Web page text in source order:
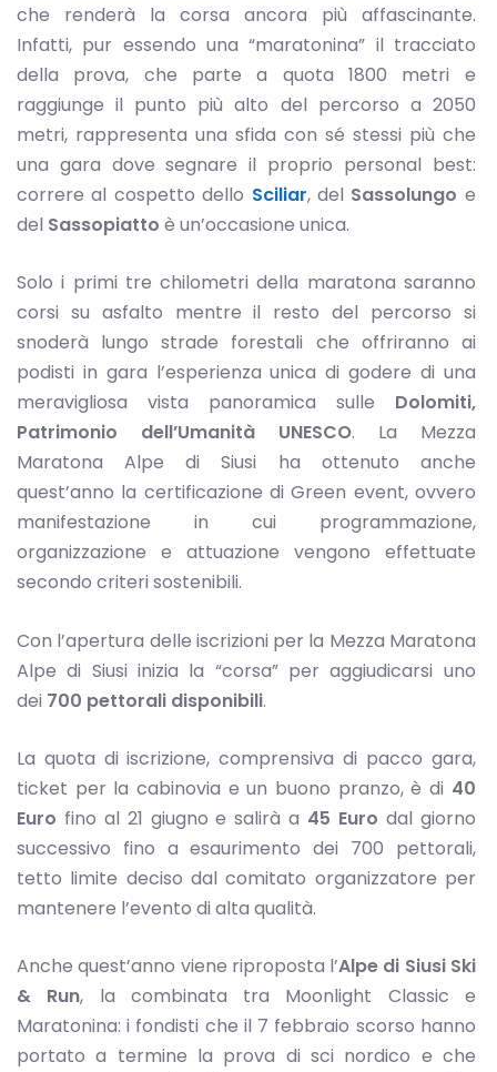
che renderà la corsa ancora più affascinante.
Infatti, pur essendo una “maratonina” il tracciato
della prova, che parte a quota 1800 metri e
raggiunge il punto più alto del percorso a 2050
metri, rappresenta una sfida con sé stessi più che
una gara dove segnare il proprio personal best:
correre al cospetto dello Sciliar, del Sassolungo e
del Sassopiatto è un’occasione unica.
Solo i primi tre chilometri della maratona saranno
corsi su asfalto mentre il resto del percorso si
snoderà lungo strade forestali che offriranno ai
podisti in gara l’esperienza unica di godere di una
meravigliosa vista panoramica sulle Dolomiti,
Patrimonio dell’Umanità UNESCO. La Mezza
Maratona Alpe di Siusi ha ottenuto anche
quest’anno la certificazione di Green event, ovvero
manifestazione in cui programmazione,
organizzazione e attuazione vengono effettuate
secondo criteri sostenibili.
Con l’apertura delle iscrizioni per la Mezza Maratona
Alpe di Siusi inizia la “corsa” per aggiudicarsi uno
dei 700 pettorali disponibili.
La quota di iscrizione, comprensiva di pacco gara,
ticket per la cabinovia e un buono pranzo, è di 40
Euro fino al 21 giugno e salirà a 45 Euro dal giorno
successivo fino a esaurimento dei 700 pettorali,
tetto limite deciso dal comitato organizzatore per
mantenere l’evento di alta qualità.
Anche quest’anno viene riproposta l’Alpe di Siusi Ski
& Run, la combinata tra Moonlight Classic e
Maratonina: i fondisti che il 7 febbraio scorso hanno
portato a termine la prova di sci nordico e che